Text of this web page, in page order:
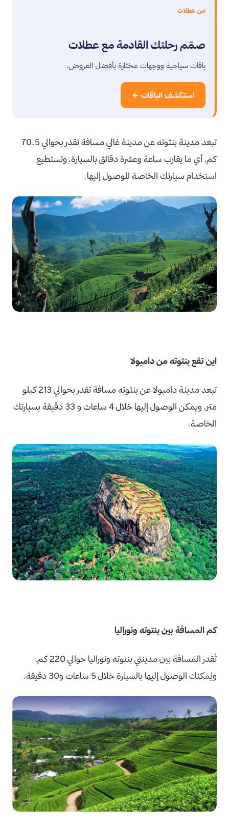
من عطلات
صمّم رحلتك القادمة مع عطلات
باقات سياحية ووجهات مختارة بأفضل العروض.
استكشف الباقات ←
تبعد مدينة بنتوته عن مدينة غالي مسافة تقدر بحوالي 70.5
كم، أي ما يقارب ساعة وعشرة دقائق بالسيارة، وتستطيع
استخدام سيارتك الخاصة للوصول إليها.
اين تقع بنتوته من دامبولا
تبعد مدينة دامبولا عن بنتوته مسافة تقدر بحوالي 213 كيلو
متر، ويمكن الوصول إليها خلال 4 ساعات و 33 دقيقة بسيارتك
الخاصة.
كم المسافة بين بنتوته ونوراليا
تُقدر المسافة بين مدينتي بنتوته ونوراليا حوالي 220 كم،
ويُمكنك الوصول إليها بالسيارة خلال 5 ساعات و30 دقيقة.